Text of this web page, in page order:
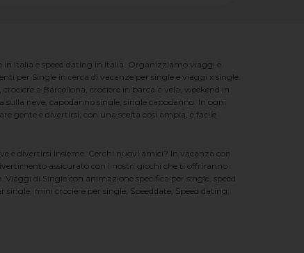
in Italia e speed dating in Italia. Organizziamo viaggi e
per Single in cerca di vacanze per single e viaggi x single.
a Barcellona, crociere in barca a vela, weekend in
neve, capodanno single, single capodanno. In ogni
gente e divertirsi; con una scelta cosi ampia, è facile
e divertirsi insieme. Cerchi nuovi amici? In vacanza con
assicurato con i nostri giochi che ti offriranno
di Single con animazione specifica per single, speed
mini crociere per single, Speeddate, Speed dating,